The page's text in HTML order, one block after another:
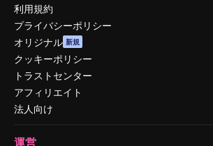
利用規約
プライバシーポリシー
オリジナル 新規
クッキーポリシー
トラストセンター
アフィリエイト
法人向け
運営